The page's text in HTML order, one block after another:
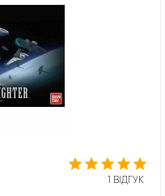
1 ВІДГУК